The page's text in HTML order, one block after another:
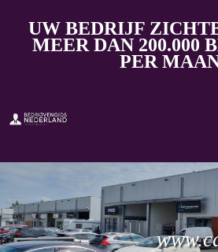
UW BEDRIJF
MEER DAN 200.000
PER